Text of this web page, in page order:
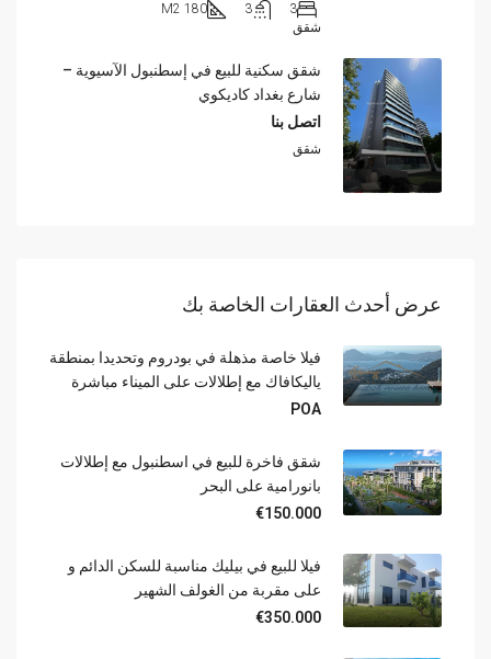
3
3
180 M2
شقق
شقق سكنية للبيع في إسطنبول الآسيوية –
شارع بغداد كاديكوي
اتصل بنا
شقق
عرض أحدث العقارات الخاصة بك
فيلا خاصة مذهلة في بودروم وتحديدا بمنطقة
ياليكافاك مع إطلالات على الميناء مباشرة
POA
شقق فاخرة للبيع في اسطنبول مع إطلالات
بانورامية على البحر
€150.000
فيلا للبيع في بيليك مناسبة للسكن الدائم و
على مقربة من الغولف الشهير
€350.000